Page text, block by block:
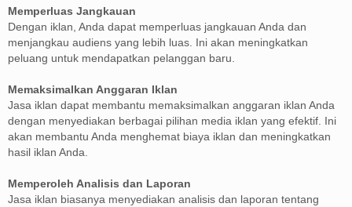
Memperluas Jangkauan
Dengan iklan, Anda dapat memperluas jangkauan Anda dan
menjangkau audiens yang lebih luas. Ini akan meningkatkan
peluang untuk mendapatkan pelanggan baru.
Memaksimalkan Anggaran Iklan
Jasa iklan dapat membantu memaksimalkan anggaran iklan Anda
dengan menyediakan berbagai pilihan media iklan yang efektif. Ini
akan membantu Anda menghemat biaya iklan dan meningkatkan
hasil iklan Anda.
Memperoleh Analisis dan Laporan
Jasa iklan biasanya menyediakan analisis dan laporan tentang